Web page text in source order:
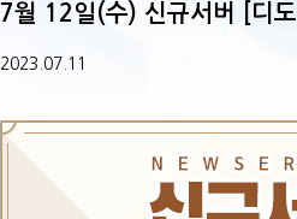
7월 12일(수) 신규서버 [디
2023.07.11